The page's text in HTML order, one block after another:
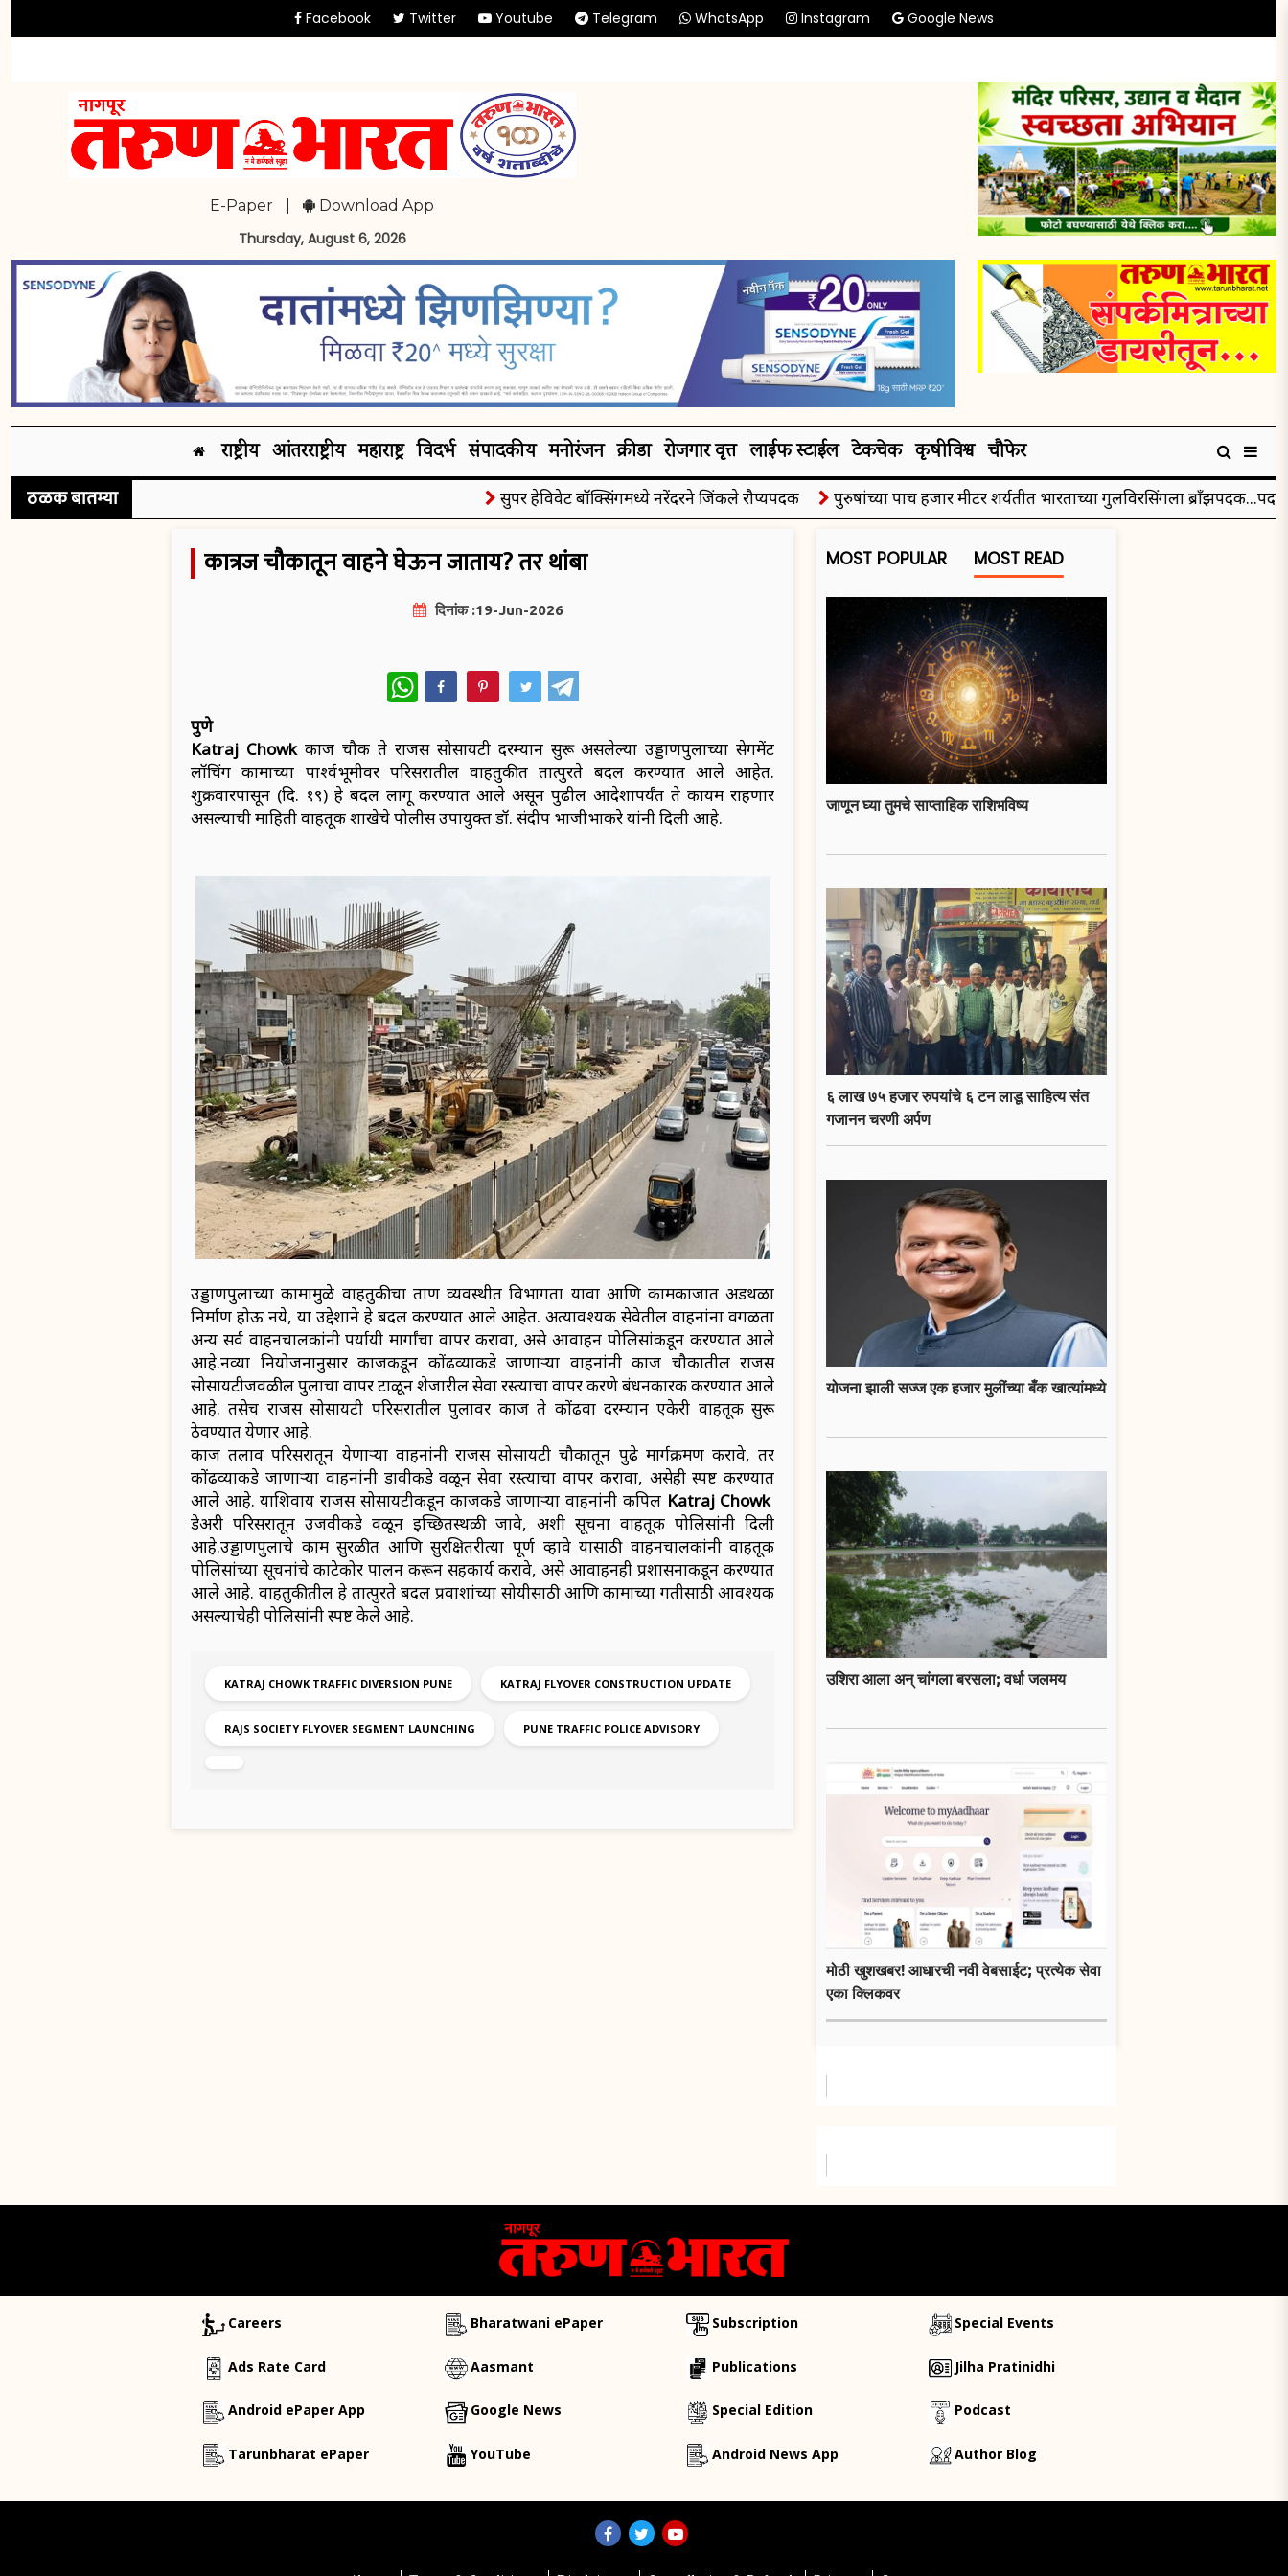
Facebook Twitter Youtube Telegram WhatsApp Instagram Google News
E-Paper Download App
Thursday, August 6, 2026
राष्ट्रीय आंतरराष्ट्रीय महाराष्ट्र विदर्भ संपादकीय मनोरंजन क्रीडा रोजगार वृत्त लाईफ स्टाईल टेकचेक कृषीविश्व चौफेर
ठळक बातम्या सुपर हेविवेट बॉक्सिंगमध्ये नरेंदरने जिंकले रौप्यपदक पुरुषांच्या पाच हजार मीटर शर्यतीत भारताच्या गुलविरसिंगला ब्रॉंझपदक...पदक
कात्रज चौकातून वाहने घेऊन जाताय? तर थांबा
दिनांक :19-Jun-2026
WhatsApp
पुणे
Katraj Chowkकात्रज चौक ते राजस सोसायटी दरम्यान सुरू असलेल्या उड्डाणपुलाच्या सेगमेंट
लॉचिंग कामाच्या पार्श्वभूमीवर परिसरातील वाहतुकीत तात्पुरते बदल करण्यात आले आहेत.
शुक्रवारपासून (दि. १९) हे बदल लागू करण्यात आले असून पुढील आदेशापर्यंत ते कायम राहणार
असल्याची माहिती वाहतूक शाखेचे पोलीस उपायुक्त डॉ. संदीप भाजीभाकरे यांनी दिली आहे.
उड्डाणपुलाच्या कामामुळे वाहतुकीचा ताण व्यवस्थीत विभागता यावा आणि कामकाजात अडथळा
निर्माण होऊ नये, या उद्देशाने हे बदल करण्यात आले आहेत. अत्यावश्यक सेवेतील वाहनांना वगळता
अन्य सर्व वाहनचालकांनी पर्यायी मार्गांचा वापर करावा, असे आवाहन पोलिसांकडून करण्यात आले
आहे.नव्या नियोजनानुसार कात्रजकडून कोंढव्याकडे जाणाऱ्या वाहनांनी कात्रज चौकातील राजस
सोसायटीजवळील पुलाचा वापर टाळून शेजारील सेवा रस्त्याचा वापर करणे बंधनकारक करण्यात आले
आहे. तसेच राजस सोसायटी परिसरातील पुलावर कात्रज ते कोंढवा दरम्यान एकेरी वाहतूक सुरू
ठेवण्यात येणार आहे.
कात्रज तलाव परिसरातून येणाऱ्या वाहनांनी राजस सोसायटी चौकातून पुढे मार्गक्रमण करावे, तर
कोंढव्याकडे जाणाऱ्या वाहनांनी डावीकडे वळून सेवा रस्त्याचा वापर करावा, असेही स्पष्ट करण्यात
आले आहे. याशिवाय राजस सोसायटीकडून कात्रजकडे जाणाऱ्या वाहनांनी कपिल Katraj Chowk
डेअरी परिसरातून उजवीकडे वळून इच्छितस्थळी जावे, अशी सूचना वाहतूक पोलिसांनी दिली
आहे.उड्डाणपुलाचे काम सुरळीत आणि सुरक्षितरीत्या पूर्ण व्हावे यासाठी वाहनचालकांनी वाहतूक
पोलिसांच्या सूचनांचे काटेकोर पालन करून सहकार्य करावे, असे आवाहनही प्रशासनाकडून करण्यात
आले आहे. वाहतुकीतील हे तात्पुरते बदल प्रवाशांच्या सोयीसाठी आणि कामाच्या गतीसाठी आवश्यक
असल्याचेही पोलिसांनी स्पष्ट केले आहे.
KATRAJ CHOWK TRAFFIC DIVERSION PUNE KATRAJ FLYOVER CONSTRUCTION UPDATE
RAJS SOCIETY FLYOVER SEGMENT LAUNCHING PUNE TRAFFIC POLICE ADVISORY
MOST POPULAR MOST READ
जाणून घ्या तुमचे साप्ताहिक राशिभविष्य
६ लाख ७५ हजार रुपयांचे ६ टन लाडू साहित्य संत
गजानन चरणी अर्पण
योजना झाली सज्ज एक हजार मुलींच्या बँक खात्यांमध्ये
उशिरा आला अन् चांगला बरसला; वर्धा जलमय
मोठी खुशखबर! आधारची नवी वेबसाईट; प्रत्येक सेवा
एका क्लिकवर
Careers
Ads Rate Card
Android ePaper App
Tarunbharat ePaper
Bharatwani ePaper
Aasmant
Google News
YouTube
Subscription
Publications
Special Edition
Android News App
Special Events
Jilha Pratinidhi
Podcast
Author Blog